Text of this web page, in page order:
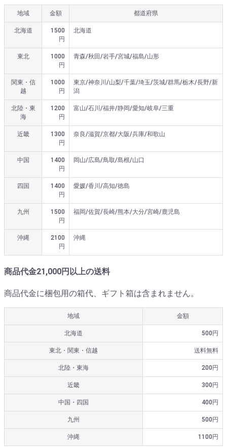
地域 金額 都道府県
北海道
1500
円
北海道
東北
1000
円
青森/秋田/岩手/宮城/福島/山形
関東・信
越
1000
円
東京/神奈川/山梨/千葉/埼玉/茨城/群馬/栃木/長野/新
潟
北陸・東
海
1200
円
富山/石川/福井/静岡/愛知/岐阜/三重
近畿
1300
円
奈良/滋賀/京都/大阪/兵庫/和歌山
中国
1400
円
岡山/広島/鳥取/島根/山口
四国
1400
円
愛媛/香川/高知/徳島
九州
1500
円
福岡/佐賀/長崎/熊本/大分/宮崎/鹿児島
沖縄
2100
円
沖縄
商品代金21,000円以上の送料
商品代金に梱包用の箱代、ギフト箱は含まれません。
地域 金額
北海道 500円
東北・関東・信越 送料無料
北陸・東海 200円
近畿 300円
中国・四国 400円
九州 500円
沖縄 1100円